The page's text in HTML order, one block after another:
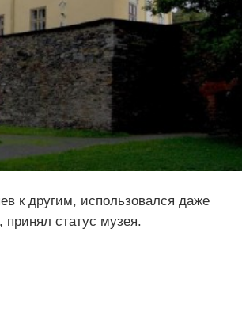
к другим, использовался даже
статус музея.